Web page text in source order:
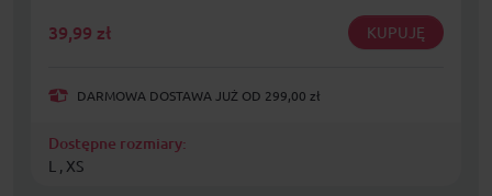
39,99 zł KUPUJĘ
DARMOWA DOSTAWA JUŻ OD 299,00 zł
Dostępne rozmiary:
L , XS